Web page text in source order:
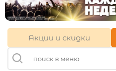
+7 (921) 090-58-88
с 22.00 до 11.00
Другой
Акции и скидки